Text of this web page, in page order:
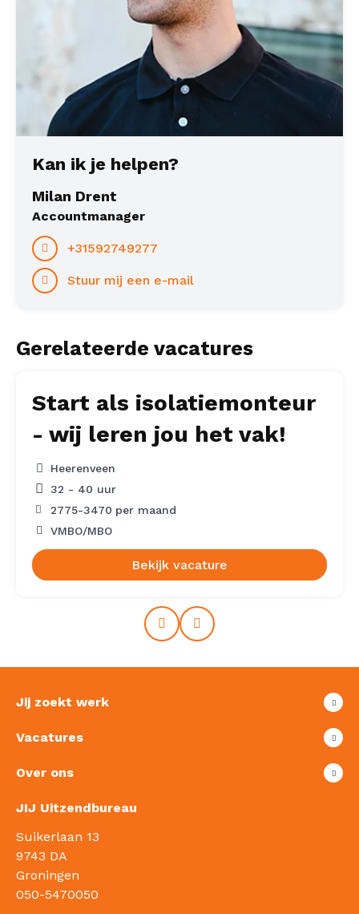
Kan ik je helpen?
Milan Drent
Accountmanager
+31592749277
Stuur mij een e-mail
Gerelateerde vacatures
Start als isolatiemonteur
- wij leren jou het vak!
Heerenveen
32 - 40 uur
2775-3470 per maand
VMBO/MBO
Bekijk vacature
Prev Next
Jij zoekt werk
Vacatures
Over ons
JIJ Uitzendbureau
Suikerlaan 13
9743 DA
Groningen
050-5470050